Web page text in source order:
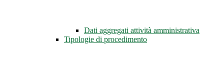
Dati aggregati attività amministrativa
Tipologie di procedimento